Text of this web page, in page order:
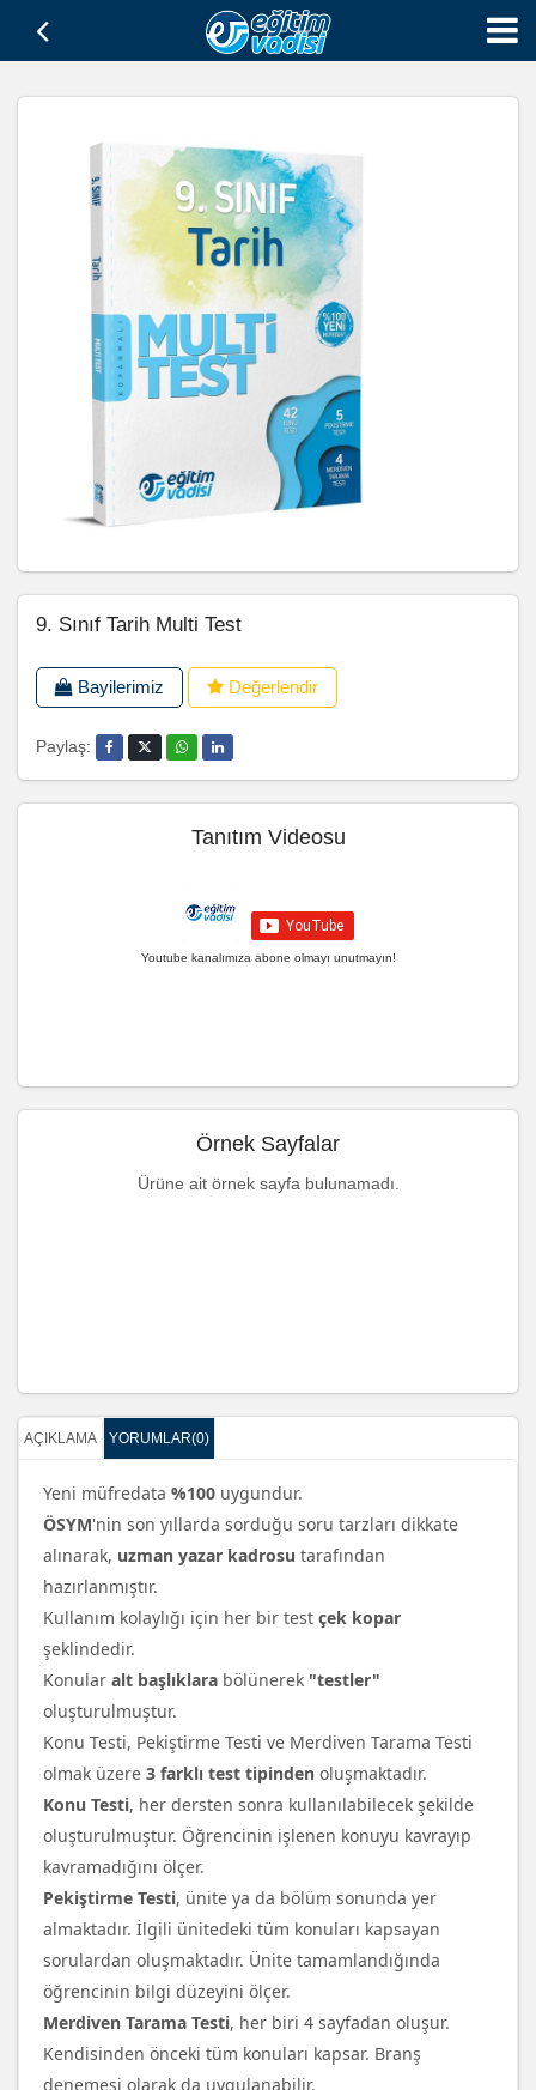
9. Sınıf Tarih Multi Test
Bayilerimiz Değerlendir
Paylaş:
Tanıtım Videosu
Youtube kanalımıza abone olmayı unutmayın!
Örnek Sayfalar
Ürüne ait örnek sayfa bulunamadı.
AÇIKLAMA YORUMLAR(0)
Yeni müfredata %100 uygundur.
ÖSYM'nin son yıllarda sorduğu soru tarzları dikkate
alınarak, uzman yazar kadrosu tarafından
hazırlanmıştır.
Kullanım kolaylığı için her bir test çek kopar
şeklindedir.
Konular alt başlıklara bölünerek "testler"
oluşturulmuştur.
Konu Testi, Pekiştirme Testi ve Merdiven Tarama Testi
olmak üzere 3 farklı test tipinden oluşmaktadır.
Konu Testi, her dersten sonra kullanılabilecek şekilde
oluşturulmuştur. Öğrencinin işlenen konuyu kavrayıp
kavramadığını ölçer.
Pekiştirme Testi, ünite ya da bölüm sonunda yer
almaktadır. İlgili ünitedeki tüm konuları kapsayan
sorulardan oluşmaktadır. Ünite tamamlandığında
öğrencinin bilgi düzeyini ölçer.
Merdiven Tarama Testi, her biri 4 sayfadan oluşur.
Kendisinden önceki tüm konuları kapsar. Branş
denemesi olarak da uygulanabilir.